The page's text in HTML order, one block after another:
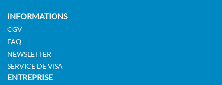
INFORMATIONS
CGV
FAQ
NEWSLETTER
SERVICE DE VISA
ENTREPRISE